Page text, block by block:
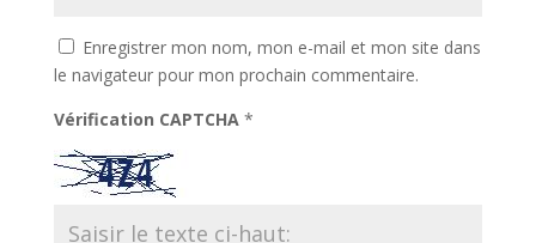
Enregistrer mon nom, mon e-mail et mon site dans
le navigateur pour mon prochain commentaire.
Vérification CAPTCHA *